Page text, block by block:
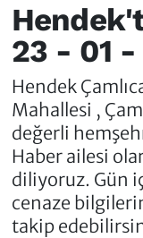
23 - 01
Hendek
Mahallesi ,
değerli
Haber ailesi
diliyoruz. Gün
cenaze
takip
Nöbetçi
Vefat
Hakkında
Hendek
Künye
İletişim
Tüm
Son Dakika
Haber Arşivi